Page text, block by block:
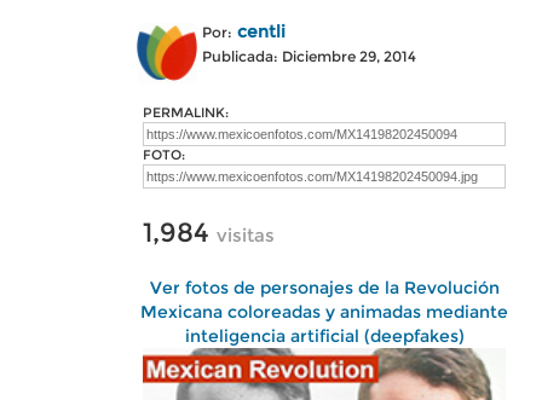
Por: centli
Publicada: Diciembre 29, 2014
PERMALINK:
FOTO:
1,984 visitas
Ver fotos de personajes de la Revolución
Mexicana coloreadas y animadas mediante
inteligencia artificial (deepfakes)